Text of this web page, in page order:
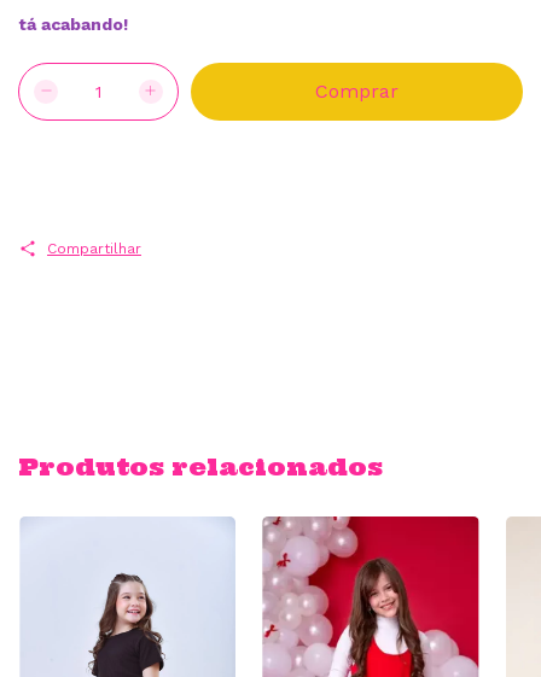
tá acabando!
Compartilhar
Produtos relacionados